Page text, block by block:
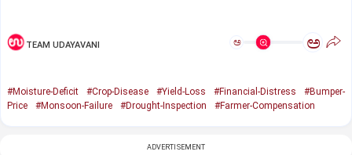
TEAM UDAYAVANI ಅ ಅ
#Moisture-Deficit #Crop-Disease #Yield-Loss #Financial-Distress
#Bumper-
Price
#Monsoon-Failure #Drought-Inspection #Farmer-Compensation
ADVERTISEMENT